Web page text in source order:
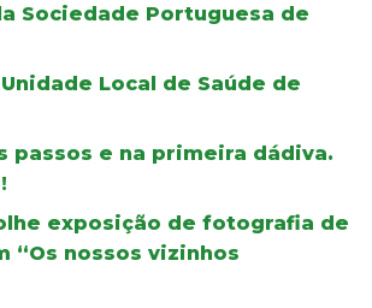
Sociedade Portuguesa de
Local de Saúde de
passos e na primeira dádiva.
exposição de fotografia de
“Os nossos vizinhos